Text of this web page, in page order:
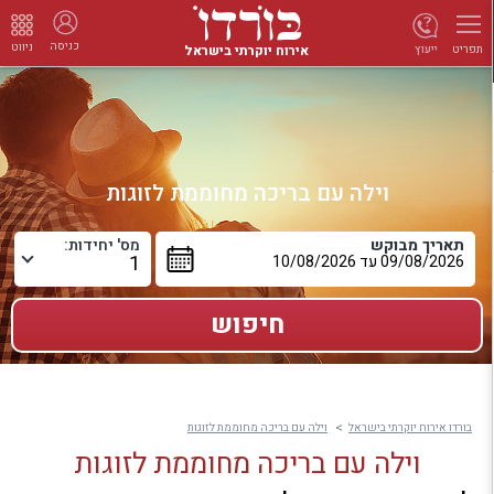
תפריט אירוח יוקרתי בישראל כניסה ניווט ייעוץ
וילה עם בריכה מחוממת לזוגות
תאריך מבוקש מס' יחידות:
בורדו אירוח יוקרתי בישראל וילה עם בריכה מחוממת לזוגות
וילה עם בריכה מחוממת לזוגות